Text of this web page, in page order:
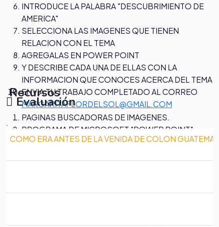
INTRODUCE LA PALABRA "DESCUBRIMIENTO DE
AMERICA"
SELECCIONA LAS IMAGENES QUE TIENEN
RELACION CON EL TEMA
AGREGALAS EN POWER POINT
Y DESCRIBE CADA UNA DE ELLAS CON LA
INFORMACION QUE CONOCES ACERCA DEL TEMA
ENVIA TU TRABAJO COMPLETADO AL CORREO
MARGARITAFLORDELSOL@GMAIL.COM
Recursos
PAGINAS BUSCADORAS DE IMAGENES.
PROGRAMA DE MICROSOFT "POWER POINT"
EMAIL
Evaluación
.
COMO ERA ANTES DE LA VENIDA DE COLON